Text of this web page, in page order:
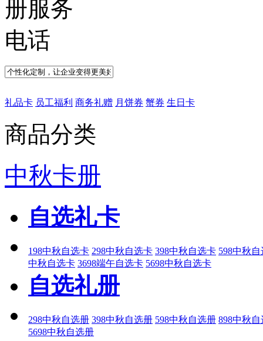
礼品卡 员工福利 商务礼赠 月饼券 蟹券 生日卡
商品分类
中秋卡册
自选礼卡
198中秋自选卡 298中秋自选卡 398中秋自选卡 598中秋
中秋自选卡 3698端午自选卡 5698中秋自选卡
自选礼册
298中秋自选册 398中秋自选册 598中秋自选册 898中秋自
5698中秋自选册